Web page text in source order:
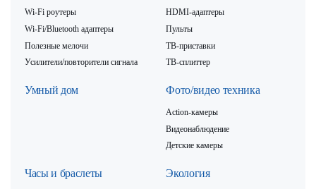
Wi-Fi роутеры
Wi-Fi/Bluetooth адаптеры
Полезные мелочи
Усилители/повторители сигнала
HDMI-адаптеры
Пульты
ТВ-приставки
ТВ-сплиттер
Умный дом Фото/видео техника
Action-камеры
Видеонаблюдение
Детские камеры
Часы и браслеты Экология